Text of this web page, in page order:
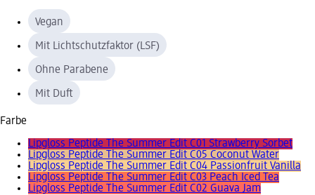
Vegan
Mit Lichtschutzfaktor (LSF)
Ohne Parabene
Mit Duft
Farbe
Lipgloss Peptide The Summer Edit C01 Strawberry Sorbet
Lipgloss Peptide The Summer Edit C05 Coconut Water
Lipgloss Peptide The Summer Edit C04 Passionfruit Vanilla
Lipgloss Peptide The Summer Edit C03 Peach Iced Tea
Lipgloss Peptide The Summer Edit C02 Guava Jam